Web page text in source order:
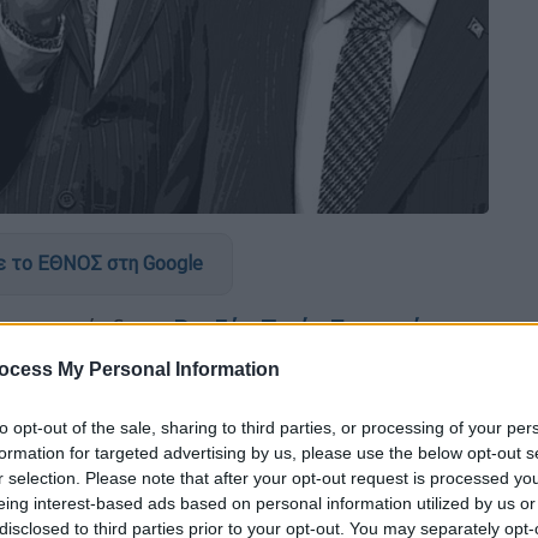
My Personal Information
opt-out of the sale, sharing to third parties, or processing of your
for targeted advertising by us, please use the below opt-out
selection. Please note that after your opt-out request is processed
interest-based ads based on personal information utilized by us
to third parties prior to your opt-out. You may separately
το ΕΘΝΟΣ στη Google
πρόεδροςΡετζέπ Ταγίπ Ερντογάνσε
Safak, πρώτηεργάσιμη ημέρα του νέου
της Τουρκίας θα είναι ο αιώνας της
της σταθερότητας, της παραγωγής,
μέλλοντος», αφήνοντας παράλληλα